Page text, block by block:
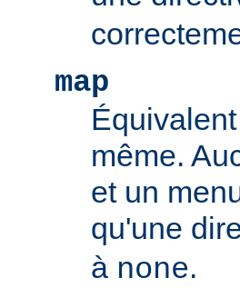
map
même.
et un
qu'une
à none.